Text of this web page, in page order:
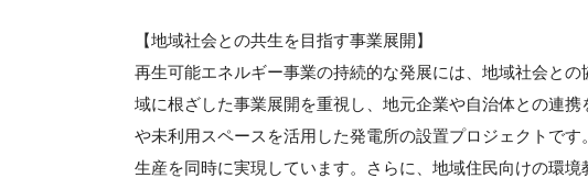
【地域社会との共生を目指す事業展開】
再生可能エネルギー事業の持続的な発展には、地域社会と
域に根ざした事業展開を重視し、地元企業や自治体との連
や未利用スペースを活用した発電所の設置プロジェクトで
生産を同時に実現しています。さらに、地域住民向けの環